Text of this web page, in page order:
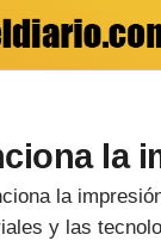
la
la
y las